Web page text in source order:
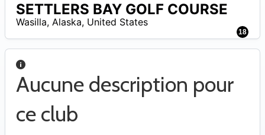
18
SETTLERS BAY GOLF COURSE
Wasilla, Alaska, United States
Aucune description pour
ce club